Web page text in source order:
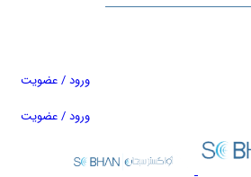
ورود / عضویت
ورود / عضویت